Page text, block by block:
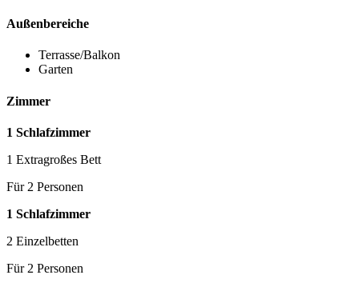
Außenbereiche
Terrasse/Balkon
Garten
Zimmer
1 Schlafzimmer
1 Extragroßes Bett
Für 2 Personen
1 Schlafzimmer
2 Einzelbetten
Für 2 Personen